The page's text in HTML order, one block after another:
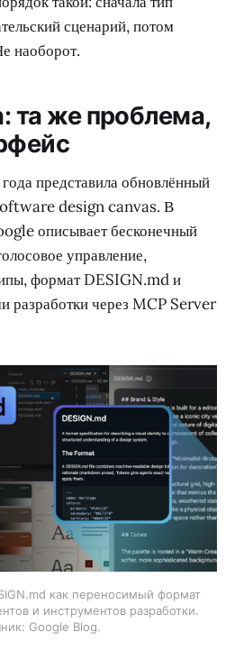
сценарий, потом
наоборот.
та же проблема,
представила обновлённый
design canvas. В
описывает бесконечный
управление,
формат DESIGN.md и
разработки через MCP Server
как переносимый формат
и инструментов разработки.
Google Blog.